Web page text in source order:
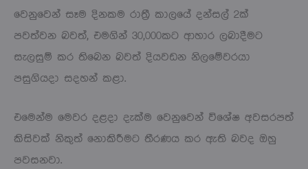
වෙනුවෙන් සෑම දිනකම රාත්‍රී කාලයේ දන්සල් 2ක්
පවත්වන බවත්, එමගින් 30,000කට ආහාර ලබාදීමට
සැලසුම් කර තිබෙන බවත් දියවඩන නිලමේවරයා
පසුගියදා සදහන් කළා.
එමෙන්ම මෙවර දළදා දැක්ම වෙනුවෙන් විශේෂ අවසරපත්
කිසිවක් නිකුත් නොකිරීමට තීරණය කර ඇති බවද ඔහු
පවසනවා.